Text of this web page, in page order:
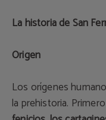
La historia de San
Origen
Los orígenes
la prehistoria.